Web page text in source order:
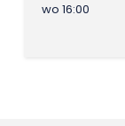
wo 16:00